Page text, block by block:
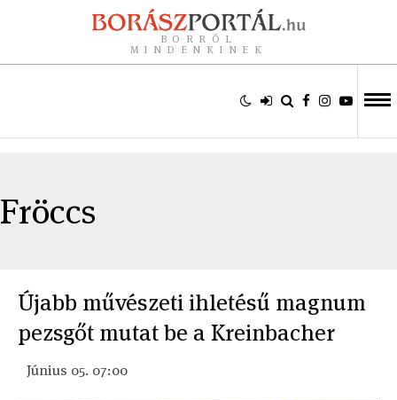
BORRÓL
MINDENKINEK
Fröccs
Újabb művészeti ihletésű magnum
pezsgőt mutat be a Kreinbacher
Június 05. 07:00